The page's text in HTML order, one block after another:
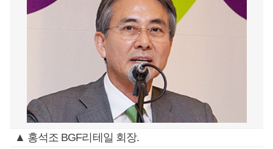
▲ 홍석조 BGF리테일 회장.